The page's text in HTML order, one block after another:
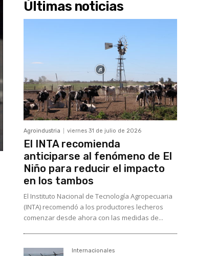
Últimas noticias
Agroindustria viernes 31 de julio de 2026
El INTA recomienda
anticiparse al fenómeno de El
Niño para reducir el impacto
en los tambos
El Instituto Nacional de Tecnología Agropecuaria
(INTA) recomendó a los productores lecheros
comenzar desde ahora con las medidas de...
Internacionales